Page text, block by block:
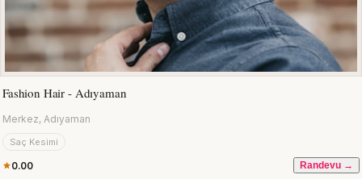
Fashion Hair - Adıyaman
Merkez, Adıyaman
Saç Kesimi
0.00 Randevu →